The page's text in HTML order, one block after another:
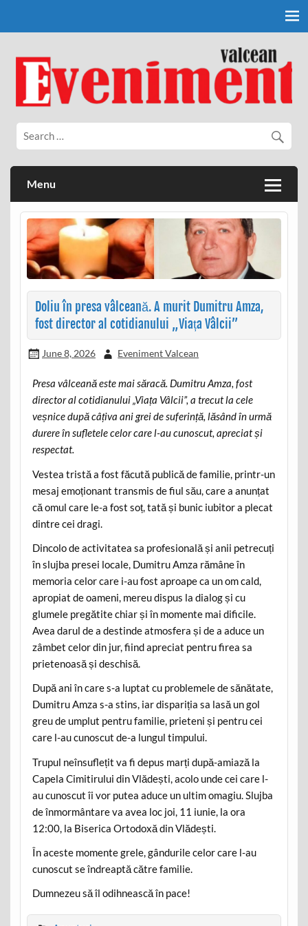
Eveniment Valcean
Menu
Doliu în presa vâlceană. A murit Dumitru Amza,
fost director al cotidianului „Viața Vâlcii”
June 8, 2026 Eveniment Valcean
Presa vâlceană este mai săracă. Dumitru Amza, fost
director al cotidianului „Viața Vâlcii”, a trecut la cele
veșnice după câțiva ani grei de suferință, lăsând în urmă
durere în sufletele celor care l-au cunoscut, apreciat și
respectat.
Vestea tristă a fost făcută publică de familie, printr-un
mesaj emoționant transmis de fiul său, care a anunțat
că omul care le-a fost soț, tată și bunic iubitor a plecat
dintre cei dragi.
Dincolo de activitatea sa profesională și anii petrecuți
în slujba presei locale, Dumitru Amza rămâne în
memoria celor care i-au fost aproape ca un om cald,
apropiat de oameni, mereu dispus la dialog și cu
glumele pregătite chiar și în momente mai dificile.
Avea darul de a destinde atmosfera și de a aduce un
zâmbet celor din jur, fiind apreciat pentru firea sa
prietenoasă și deschisă.
După ani în care s-a luptat cu problemele de sănătate,
Dumitru Amza s-a stins, iar dispariția sa lasă un gol
greu de umplut pentru familie, prieteni și pentru cei
care l-au cunoscut de-a lungul timpului.
Trupul neînsuflețit va fi depus marți după-amiază la
Capela Cimitirului din Vlădești, acolo unde cei care l-
au cunoscut îi vor putea aduce un ultim omagiu. Slujba
de înmormântare va avea loc joi, 11 iunie, la ora
12:00, la Biserica Ortodoxă din Vlădești.
În aceste momente grele, gândurile celor care l-au
cunoscut se îndreaptă către familie.
Dumnezeu să îl odihnească în pace!